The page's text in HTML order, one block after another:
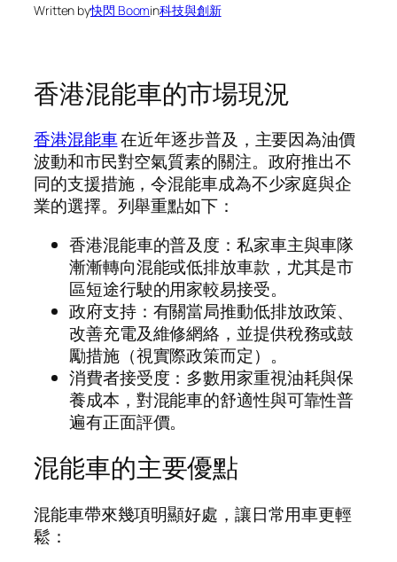
Written by快閃 Boomin科技與創新
香港混能車的市場現況
香港混能車在近年逐步普及，主要因為油價
波動和市民對空氣質素的關注。政府推出不
同的支援措施，令混能車成為不少家庭與企
業的選擇。列舉重點如下：
香港混能車的普及度：私家車主與車隊
漸漸轉向混能或低排放車款，尤其是市
區短途行駛的用家較易接受。
政府支持：有關當局推動低排放政策、
改善充電及維修網絡，並提供稅務或鼓
勵措施（視實際政策而定）。
消費者接受度：多數用家重視油耗與保
養成本，對混能車的舒適性與可靠性普
遍有正面評價。
混能車的主要優點
混能車帶來幾項明顯好處，讓日常用車更輕
鬆：